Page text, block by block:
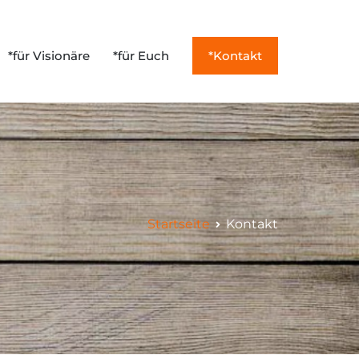
*für Visionäre *für Euch *Kontakt
Startseite Kontakt